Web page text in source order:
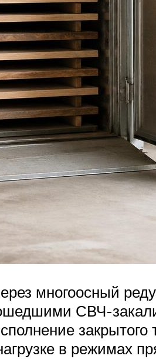
многоосный
СВЧ-
закрытого
в режимах